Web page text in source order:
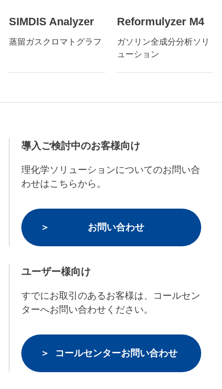
SIMDIS Analyzer
蒸留ガスクロマトグラフ
Reformulyzer M4
ガソリン全成分分析ソリ
ューション
導入ご検討中のお客様向け
理化学ソリューションについてのお問い合
わせはこちらから。
お問い合わせ
ユーザー様向け
すでにお取引のあるお客様は、コールセン
ターへお問い合わせください。
コールセンターお問い合わせ